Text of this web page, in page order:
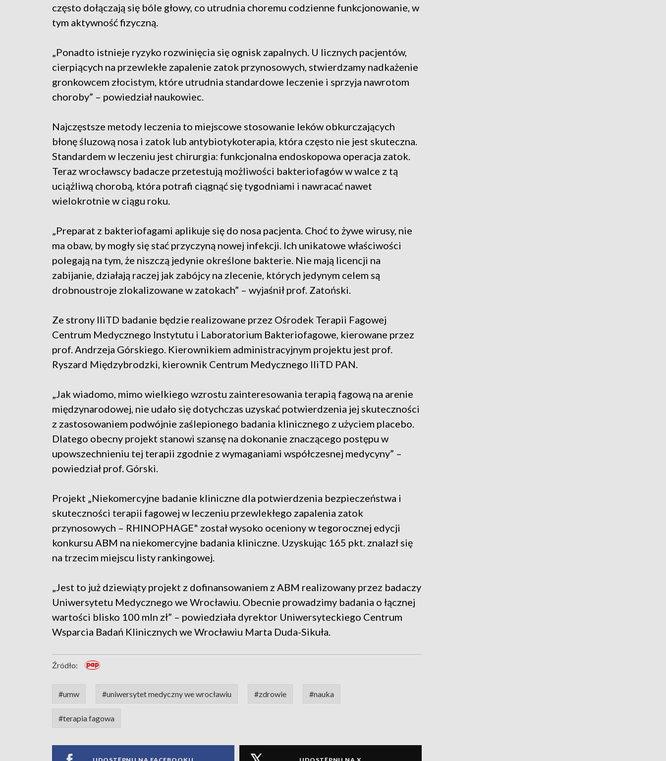
często dołączają się bóle głowy, co utrudnia choremu codzienne funkcjonowanie, w
tym aktywność fizyczną.
„Ponadto istnieje ryzyko rozwinięcia się ognisk zapalnych. U licznych pacjentów,
cierpiących na przewlekłe zapalenie zatok przynosowych, stwierdzamy nadkażenie
gronkowcem złocistym, które utrudnia standardowe leczenie i sprzyja nawrotom
choroby” – powiedział naukowiec.
Najczęstsze metody leczenia to miejscowe stosowanie leków obkurczających
błonę śluzową nosa i zatok lub antybiotykoterapia, która często nie jest skuteczna.
Standardem w leczeniu jest chirurgia: funkcjonalna endoskopowa operacja zatok.
Teraz wrocławscy badacze przetestują możliwości bakteriofagów w walce z tą
uciążliwą chorobą, która potrafi ciągnąć się tygodniami i nawracać nawet
wielokrotnie w ciągu roku.
„Preparat z bakteriofagami aplikuje się do nosa pacjenta. Choć to żywe wirusy, nie
ma obaw, by mogły się stać przyczyną nowej infekcji. Ich unikatowe właściwości
polegają na tym, że niszczą jedynie określone bakterie. Nie mają licencji na
zabijanie, działają raczej jak zabójcy na zlecenie, których jedynym celem są
drobnoustroje zlokalizowane w zatokach” – wyjaśnił prof. Zatoński.
Ze strony IIiTD badanie będzie realizowane przez Ośrodek Terapii Fagowej
Centrum Medycznego Instytutu i Laboratorium Bakteriofagowe, kierowane przez
prof. Andrzeja Górskiego. Kierownikiem administracyjnym projektu jest prof.
Ryszard Międzybrodzki, kierownik Centrum Medycznego IIiTD PAN.
„Jak wiadomo, mimo wielkiego wzrostu zainteresowania terapią fagową na arenie
międzynarodowej, nie udało się dotychczas uzyskać potwierdzenia jej skuteczności
z zastosowaniem podwójnie zaślepionego badania klinicznego z użyciem placebo.
Dlatego obecny projekt stanowi szansę na dokonanie znaczącego postępu w
upowszechnieniu tej terapii zgodnie z wymaganiami współczesnej medycyny” –
powiedział prof. Górski.
Projekt „Niekomercyjne badanie kliniczne dla potwierdzenia bezpieczeństwa i
skuteczności terapii fagowej w leczeniu przewlekłego zapalenia zatok
przynosowych – RHINOPHAGE" został wysoko oceniony w tegorocznej edycji
konkursu ABM na niekomercyjne badania kliniczne. Uzyskując 165 pkt. znalazł się
na trzecim miejscu listy rankingowej.
„Jest to już dziewiąty projekt z dofinansowaniem z ABM realizowany przez badaczy
Uniwersytetu Medycznego we Wrocławiu. Obecnie prowadzimy badania o łącznej
wartości blisko 100 mln zł” – powiedziała dyrektor Uniwersyteckiego Centrum
Wsparcia Badań Klinicznych we Wrocławiu Marta Duda-Sikuła.
Źródło:
#umw #uniwersytet medyczny we wrocławiu #zdrowie #nauka
#terapia fagowa